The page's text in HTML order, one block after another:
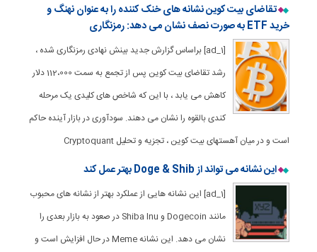
تقاضای بیت کوین نشانه های خنک کننده را به عنوان نهنگ و
خرید ETF به صورت نصف نشان می دهد: رمزنگاری
[ad_1] براساس گزارش جدید بینش نهادی رمزنگاری شده ،
رشد تقاضای بیت کوین پس از تجمع به سمت 112،000 دلار
کاهش می یابد ، با این که شاخص های کلیدی یک مرحله
کندی بالقوه را نشان می دهند. سودآوری در بازار آینده حاکم
است و در میان آهستهای بیت کوین ، تجزیه و تحلیل Cryptoquant
این نشانه می تواند از Doge & Shib بهتر عمل کند
[ad_1] این نشانه هایی از عملکرد بهتر از نشانه های محبوب
مانند Dogecoin و Shiba Inu در صعود به بازار بعدی را
نشان می دهد. این نشانه Meme در حال افزایش است و